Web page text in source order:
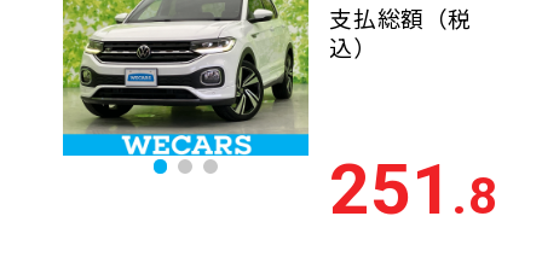
支払総額 （税
込）
251 .8